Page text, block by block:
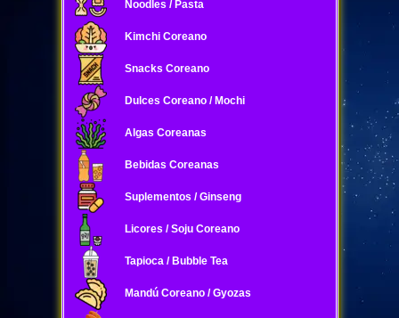
Noodles / Pasta
Kimchi Coreano
Snacks Coreano
Dulces Coreano / Mochi
Algas Coreanas
Bebidas Coreanas
Suplementos / Ginseng
Licores / Soju Coreano
Tapioca / Bubble Tea
Mandú Coreano / Gyozas